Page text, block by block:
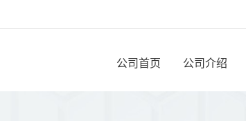
公司首页 公司介绍